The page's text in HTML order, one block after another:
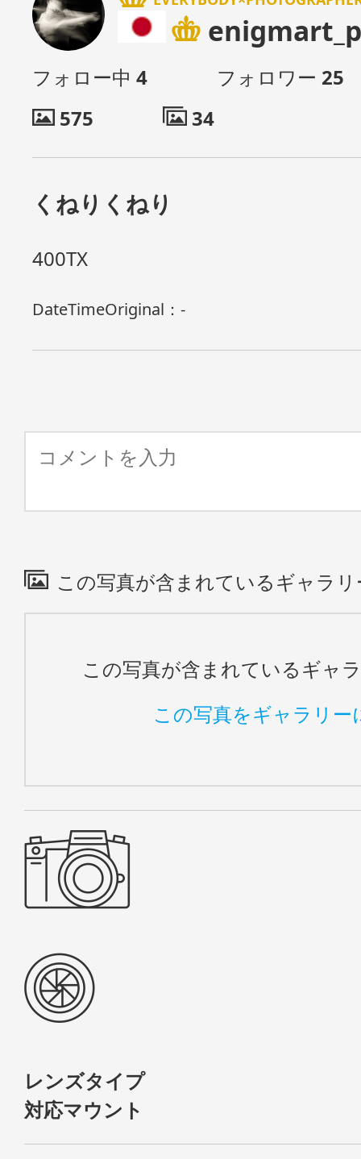
フォロー中 4 フォロワー 25
575
34
くねりくねり
400TX
DateTimeOriginal： -
この写真が含まれているギャラリ
この写真が含まれているギャ
この写真をギャラリー
レンズタイプ
対応マウント